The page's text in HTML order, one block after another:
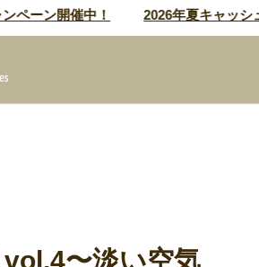
ン開催中！ 2026年夏キャッシュバ
vol.4〜淡い空気